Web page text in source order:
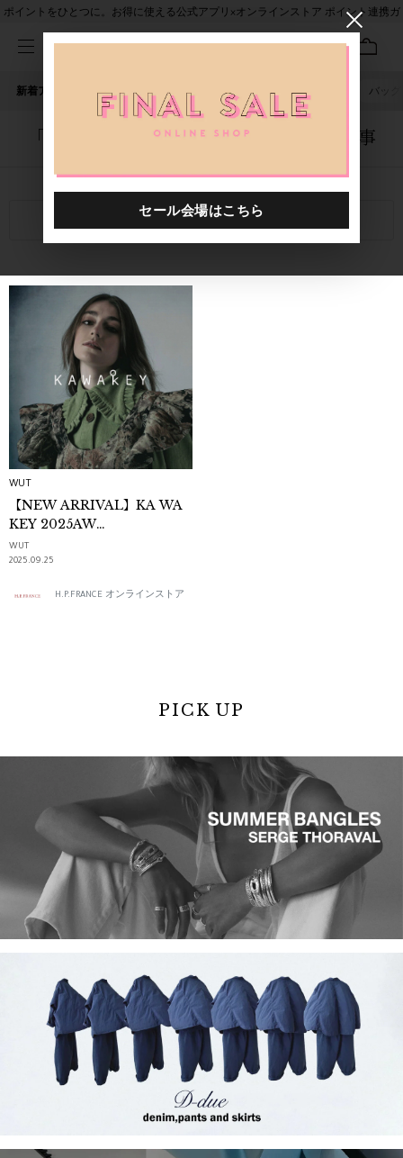
ポイントをひとつに。お得に使える公式アプリ×オンラインストア ポイント連携ガ
新着アイテム 人気ワード セール 40th限定 バッグ
「1027101.2520059.0005」に関する記事
関連キーワード
WUT
【NEW ARRIVAL】KA WA
KEY 2025AW
COLLECTION｜WUT
WUT
2025.09.25
H.P.FRANCE オンラインストア
PICK UP